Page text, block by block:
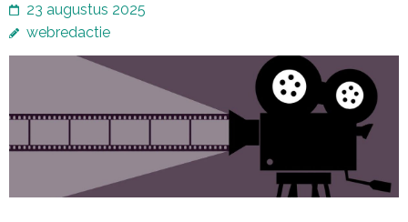
23 augustus 2025
webredactie